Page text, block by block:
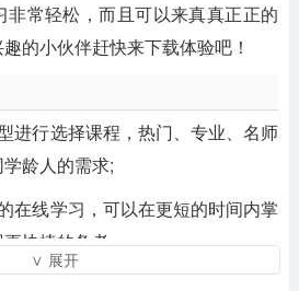
非常轻松，而且可以来真真正正的
的小伙伴赶快来下载体验吧！
进行选择课程，热门、专业、名师
龄人的需求;
在线学习，可以在更短的时间内掌
快捷的备考；
∨ 展开